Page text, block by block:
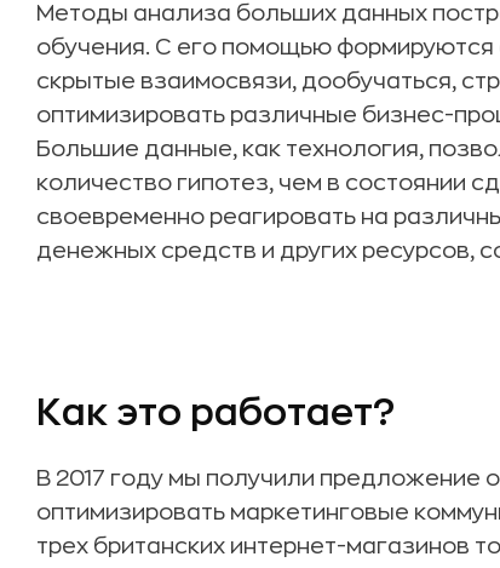
Методы анализа больших данных
обучения. С его помощью
скрытые взаимосвязи, дообучаться,
оптимизировать различные бизнес-
Большие данные, как технология,
количество гипотез, чем в состоянии
своевременно реагировать на
денежных средств и других ресурсов,
Как это работает?
В 2017 году мы получили предложение
оптимизировать маркетинговые
трех британских интернет-магазинов